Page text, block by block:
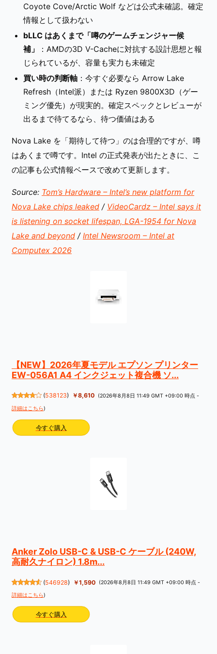
Coyote Cove/Arctic Wolf などは公式未確認。確定
情報として扱わない
bLLC はあくまで「噂のゲームチェンジャー候
補」
：AMDの3D V-Cacheに対抗する設計思想と報
じられているが、容量も実力も未確定
買い時の判断軸 ：今すぐ必要なら Arrow Lake
Refresh（Intel派）または Ryzen 9800X3D（ゲー
ミング優先）が現実的。確定スペックとレビューが
出るまで待てるなら、待つ価値はある
Nova Lake を「期待して待つ」のは合理的ですが、噂
はあくまで噂です。Intel の正式発表が出たときに、こ
の記事も公式情報ベースで改めて更新します。
Source: Tom’s Hardware – Intel’s new platform for
Nova Lake chips leaked / VideoCardz – Intel says it
is listening on socket lifespan, LGA-1954 for Nova
Lake and beyond / Intel Newsroom – Intel at
Computex 2026
【NEW】2026年夏モデル エプソン プリンター
EW-056A1 A4 インクジェット複合機 ソ...
(538123) ￥8,610
(2026年8月8日 11:49 GMT +09:00 時点 -
詳細はこちら)
今すぐ購入
Anker Zolo USB-C & USB-C ケーブル (240W,
高耐久ナイロン) 1.8m...
(546928) ￥1,590
(2026年8月8日 11:49 GMT +09:00 時点 -
詳細はこちら)
今すぐ購入